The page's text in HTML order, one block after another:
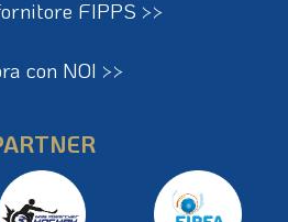
FIPPS >>
con NOI >>